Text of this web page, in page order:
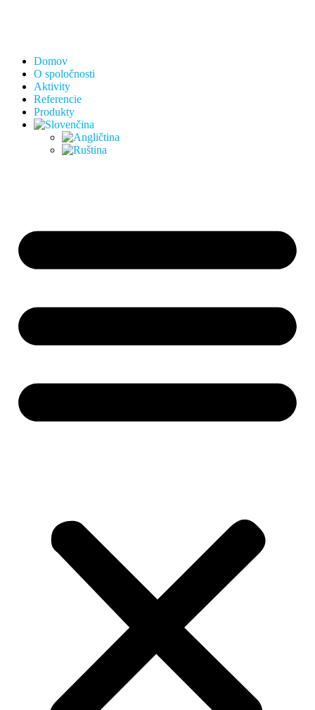
Domov
O spoločnosti
Aktivity
Referencie
Produkty